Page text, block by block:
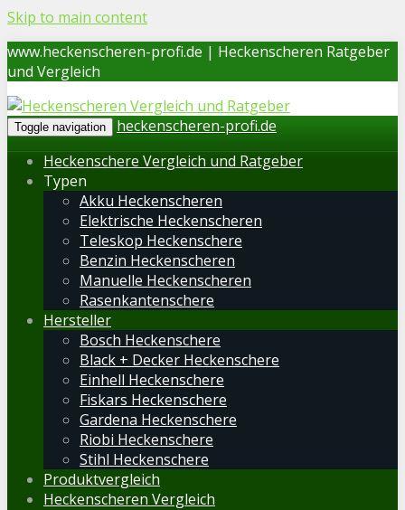
Skip to main content
www.heckenscheren-profi.de | Heckenscheren Ratgeber
und Vergleich
Toggle navigation
heckenscheren-profi.de
Heckenschere Vergleich und Ratgeber
Typen
Akku Heckenscheren
Elektrische Heckenscheren
Teleskop Heckenschere
Benzin Heckenscheren
Manuelle Heckenscheren
Rasenkantenschere
Hersteller
Bosch Heckenschere
Black + Decker Heckenschere
Einhell Heckenschere
Fiskars Heckenschere
Gardena Heckenschere
Riobi Heckenschere
Stihl Heckenschere
Produktvergleich
Heckenscheren Vergleich